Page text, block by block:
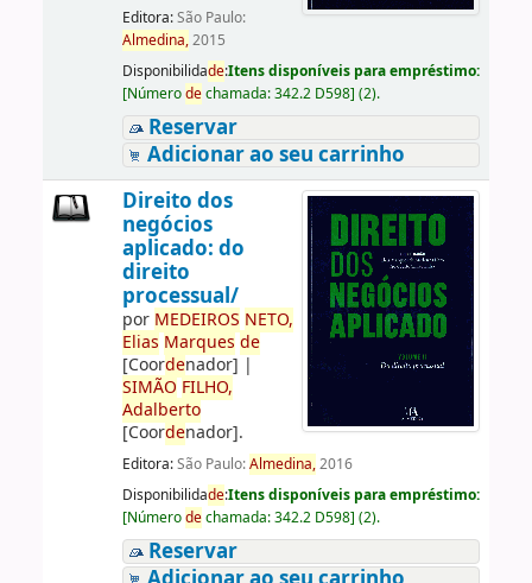
Editora:São Paulo:
Almedina,2015
Disponibilidade:Itens disponíveis para empréstimo:
[Númerodechamada:342.2 D598] (2).
Reservar
Adicionar ao seu carrinho
Direito dos
negócios
aplicado: do
direito
processual/
por MEDEIROS NETO,
Elias Marques de
[Coordenador] |
SIMÃO FILHO,
Adalberto
[Coordenador].
Editora:São Paulo:Almedina,2016
Disponibilidade:Itens disponíveis para empréstimo:
[Númerodechamada:342.2 D598] (2).
Reservar